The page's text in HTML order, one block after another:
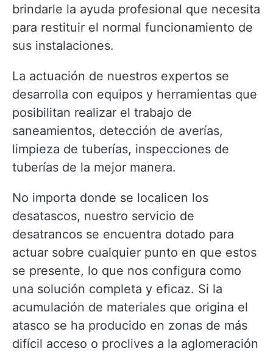
brindarle la ayuda profesional que necesita
para restituir el normal funcionamiento de
sus instalaciones.
La actuación de nuestros expertos se
desarrolla con equipos y herramientas que
posibilitan realizar el trabajo de
saneamientos, detección de averías,
limpieza de tuberías, inspecciones de
tuberías de la mejor manera.
No importa donde se localicen los
desatascos, nuestro servicio de
desatrancos se encuentra dotado para
actuar sobre cualquier punto en que estos
se presente, lo que nos configura como
una solución completa y eficaz. Si la
acumulación de materiales que origina el
atasco se ha producido en zonas de más
difícil acceso o proclives a la aglomeración